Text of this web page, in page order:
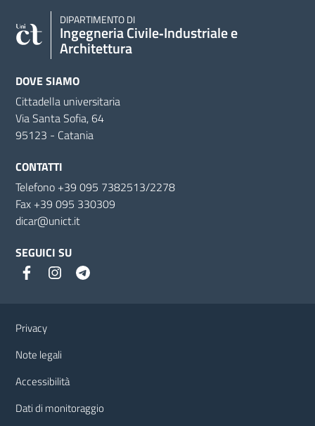
DIPARTIMENTO DI
Ingegneria Civile‑Industriale e
Architettura
DOVE SIAMO
Cittadella universitaria
Via Santa Sofia, 64
95123 - Catania
CONTATTI
Telefono +39 095 7382513/2278
Fax +39 095 330309
dicar@unict.it
SEGUICI SU
Privacy
Note legali
Accessibilità
Dati di monitoraggio